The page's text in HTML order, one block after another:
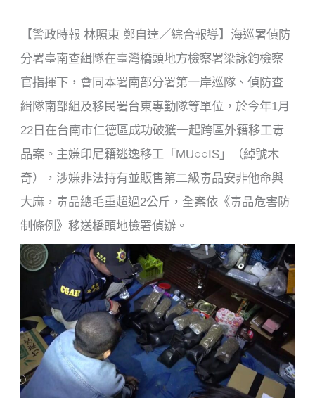
b
o
o
k
【警政時報 林照東 鄭自達／綜合報導】海巡署偵防
分署臺南查緝隊在臺灣橋頭地方檢察署梁詠鈞檢察
官指揮下，會同本署南部分署第一岸巡隊、偵防查
緝隊南部組及移民署台東專勤隊等單位，於今年1月
22日在台南市仁德區成功破獲一起跨區外籍移工毒
品案。主嫌印尼籍逃逸移工「MU○○IS」（綽號木
奇），涉嫌非法持有並販售第二級毒品安非他命與
大麻，毒品總毛重超過2公斤，全案依《毒品危害防
制條例》移送橋頭地檢署偵辦。